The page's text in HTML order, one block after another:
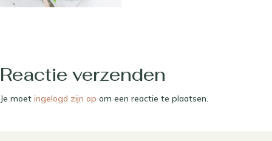
Reactie verzenden
Je moet ingelogd zijn op om een reactie te plaatsen.